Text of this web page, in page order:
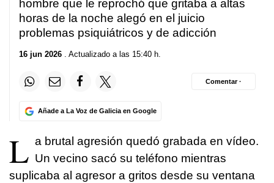
hombre que le reprochó que gritaba a altas
horas de la noche alegó en el juicio
problemas psiquiátricos y de adicción
16 jun 2026 . Actualizado a las 15:40 h.
Añade a La Voz de Galicia en Google
Comentar ·
L a brutal agresión quedó grabada en vídeo.
Un vecino sacó su teléfono mientras
suplicaba al agresor a gritos desde su ventana